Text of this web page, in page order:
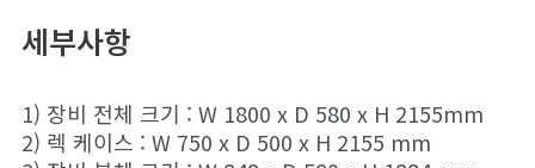
세부사항
1) 장비 전체 크기 : W 1800 x D 580 x H 2155mm
2) 렉 케이스 : W 750 x D 500 x H 2155 mm